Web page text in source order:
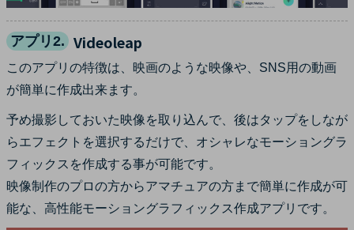
アプリ2. Videoleap
このアプリの特徴は、映画のような映像や、SNS用の動画
が簡単に作成出来ます。
予め撮影しておいた映像を取り込んで、後はタップをしなが
らエフェクトを選択するだけで、オシャレなモーショングラ
フィックスを作成する事が可能です。
映像制作のプロの方からアマチュアの方まで簡単に作成が可
能な、高性能モーショングラフィックス作成アプリです。